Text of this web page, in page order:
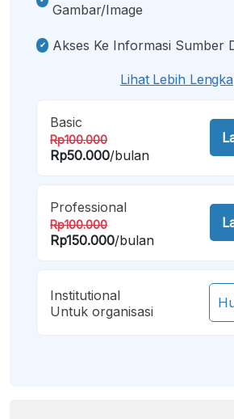
Gambar/image
Akses Ke Informasi Sumber
Lihat Lebih
Basic
Rp100.000
Rp50.000/bulan
Professional
Rp100.000
Rp150.000/bulan
Institutional
Untuk organisasi